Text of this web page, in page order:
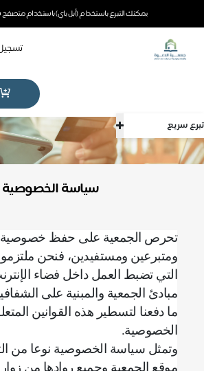
يمكنك التبرع باستخدام (أبل باي) باستخدام متصفح
سريع
تسجيل
سياسة الخصوصية
تحرص الجمعية على حفظ خصوصية
ومتبرعين ومستفيدين، فنحن ملتزمون
التي تضبط العمل داخل فضاء
مبادئ الجمعية والمبنية على
ما دفعنا لتسطير هذه القوانين
الخصوصية.
وتمثل سياسة الخصوصية نوعا من
موقع الجمعية وجميع روادها من زوار